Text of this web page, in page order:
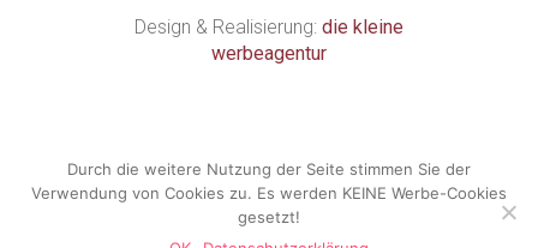
Design & Realisierung: die kleine
werbeagentur
Durch die weitere Nutzung der Seite stimmen Sie der
Verwendung von Cookies zu. Es werden KEINE Werbe-Cookies
gesetzt!